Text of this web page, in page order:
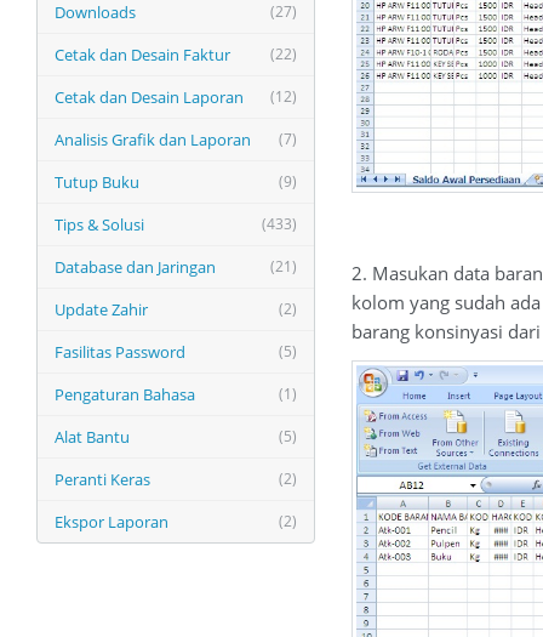
(27)
Downloads
(22)
Cetak dan Desain Faktur
(12)
Cetak dan Desain Laporan
(7)
Analisis Grafik dan Laporan
(9)
Tutup Buku
(433)
Tips & Solusi
(21)
Database dan Jaringan
(2)
Update Zahir
(5)
Fasilitas Password
(1)
Pengaturan Bahasa
(5)
Alat Bantu
(2)
Peranti Keras
(2)
Ekspor Laporan
2. Masukan data
kolom yang sudah
barang konsinyasi dari